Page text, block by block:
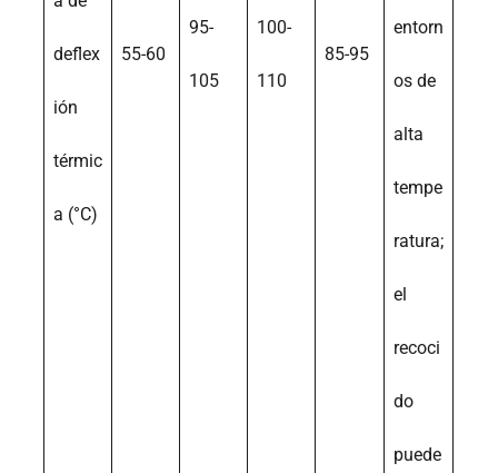
deflex
ión
térmic
a (°C)
55-60
95-
105
100-
110
85-95
entorn
os de
alta
tempe
ratura;
el
recoci
do
puede